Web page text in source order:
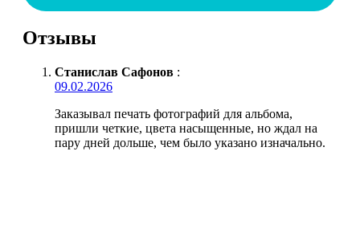
Отзывы
Станислав Сафонов :
09.02.2026
Заказывал печать фотографий для альбома,
пришли четкие, цвета насыщенные, но ждал на
пару дней дольше, чем было указано изначально.